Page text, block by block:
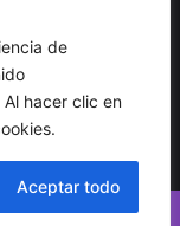
de
hacer clic en
Aceptar todo
Turismo